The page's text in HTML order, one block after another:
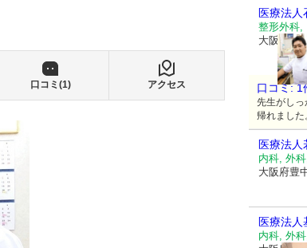
口コミ(1) アクセス
医療法人
整形外科,
大阪府豊
口コミ:1
先生がし
帰れました
医療法
内科, 外
大阪府豊
医療法人
内科, 外